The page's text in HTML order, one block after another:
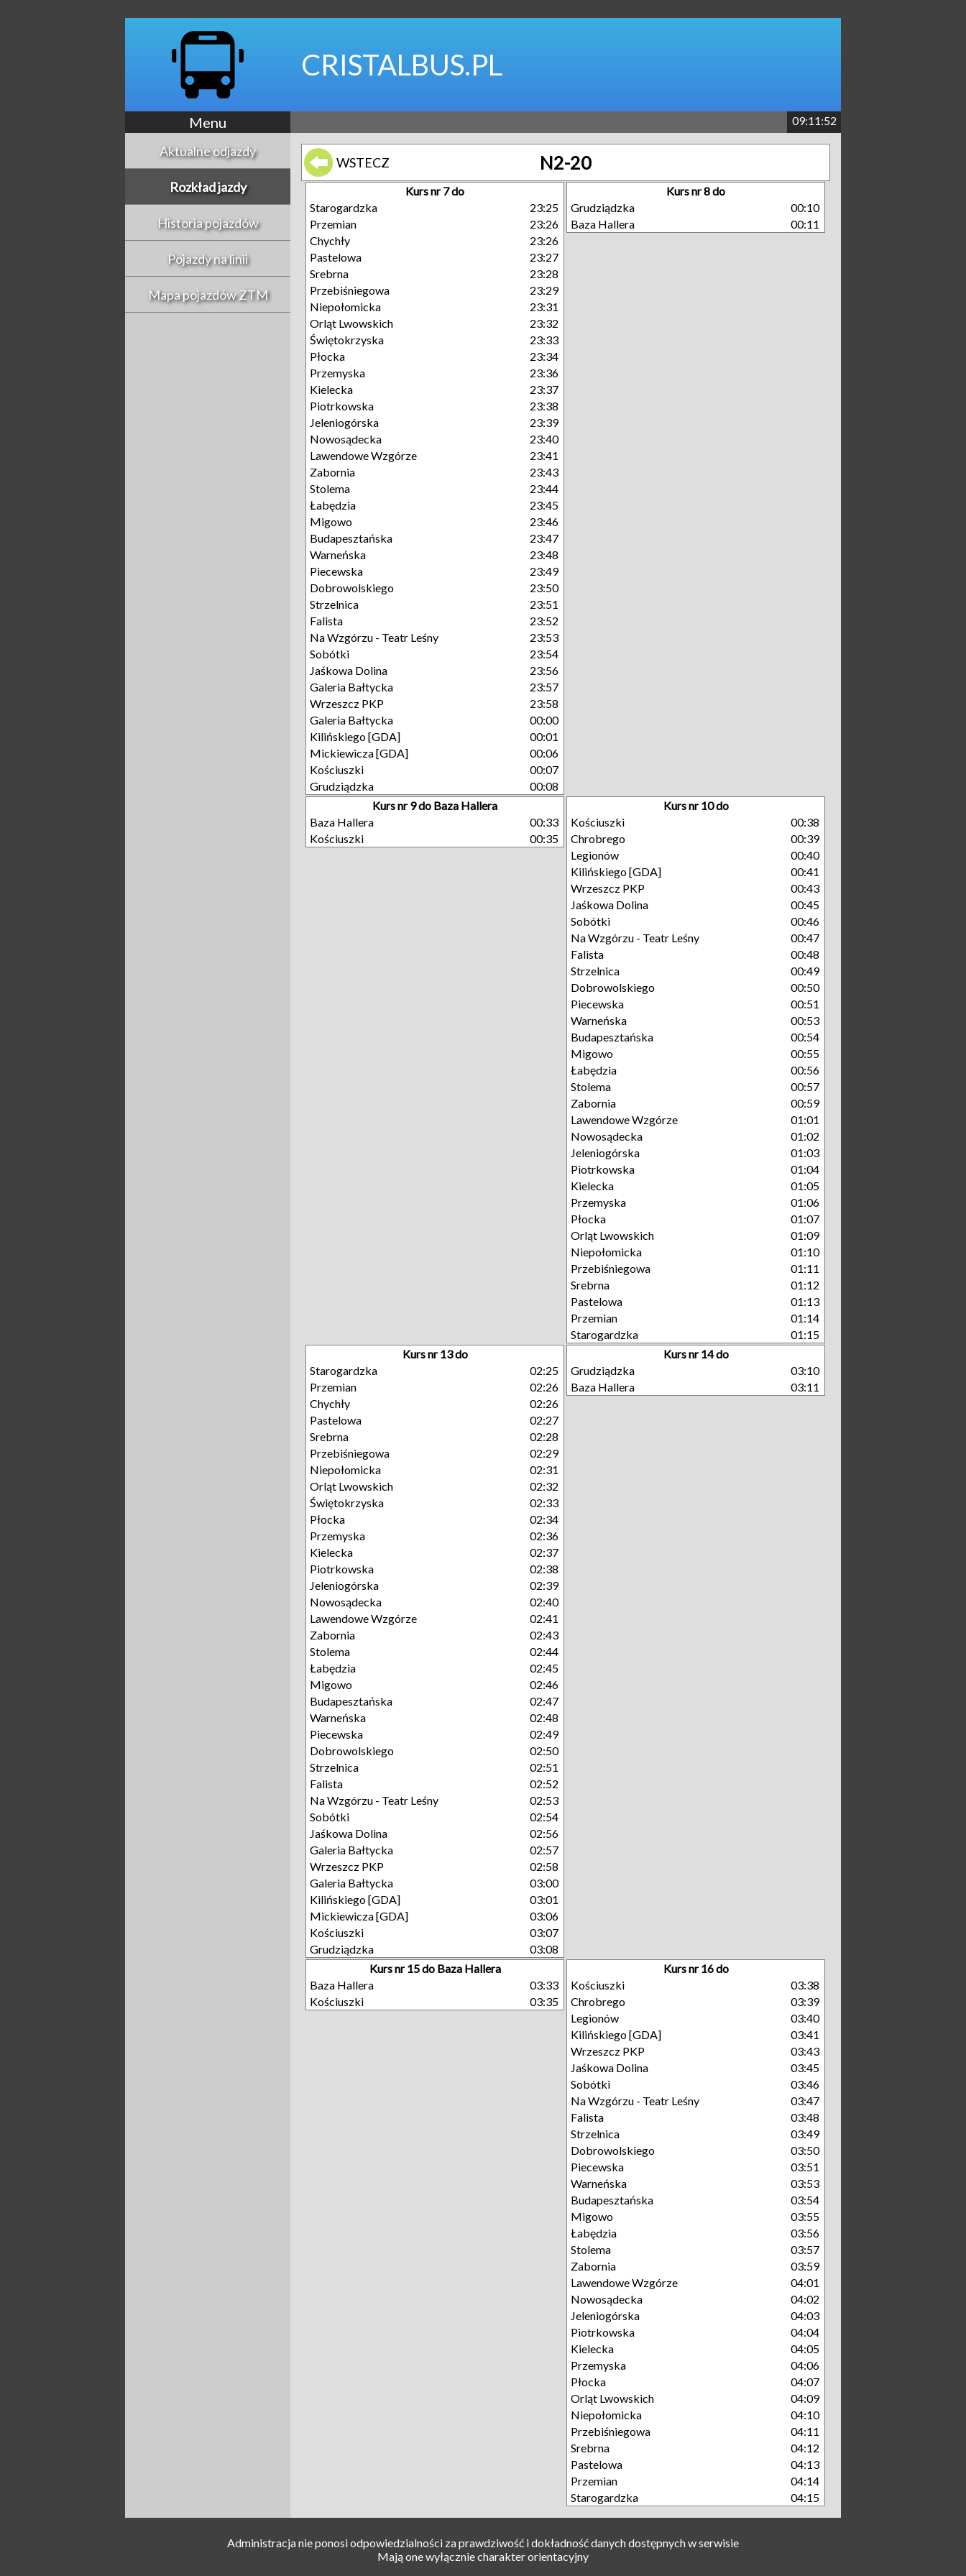
CRISTALBUS.PL
Menu 09:11:53
Aktualne odjazdy
Rozkład jazdy
Historia pojazdów
Pojazdy na linii
Mapa pojazdów ZTM
WSTECZ N2-20
Kurs nr 7 do
Starogardzka
23:25
Przemian
23:26
Chychły
23:26
Pastelowa
23:27
Srebrna
23:28
Przebiśniegowa
23:29
Niepołomicka
23:31
Orląt Lwowskich
23:32
Świętokrzyska
23:33
Płocka
23:34
Przemyska
23:36
Kielecka
23:37
Piotrkowska
23:38
Jeleniogórska
23:39
Nowosądecka
23:40
Lawendowe Wzgórze
23:41
Zabornia
23:43
Stolema
23:44
Łabędzia
23:45
Migowo
23:46
Budapesztańska
23:47
Warneńska
23:48
Piecewska
23:49
Dobrowolskiego
23:50
Strzelnica
23:51
Falista
23:52
Na Wzgórzu - Teatr Leśny
23:53
Sobótki
23:54
Jaśkowa Dolina
23:56
Galeria Bałtycka
23:57
Wrzeszcz PKP
23:58
Galeria Bałtycka
00:00
Kilińskiego [GDA]
00:01
Mickiewicza [GDA]
00:06
Kościuszki
00:07
Grudziądzka
00:08
Kurs nr 8 do
Grudziądzka
00:10
Baza Hallera
00:11
Kurs nr 9 do Baza Hallera
Baza Hallera
00:33
Kościuszki
00:35
Kurs nr 10 do
Kościuszki
00:38
Chrobrego
00:39
Legionów
00:40
Kilińskiego [GDA]
00:41
Wrzeszcz PKP
00:43
Jaśkowa Dolina
00:45
Sobótki
00:46
Na Wzgórzu - Teatr Leśny
00:47
Falista
00:48
Strzelnica
00:49
Dobrowolskiego
00:50
Piecewska
00:51
Warneńska
00:53
Budapesztańska
00:54
Migowo
00:55
Łabędzia
00:56
Stolema
00:57
Zabornia
00:59
Lawendowe Wzgórze
01:01
Nowosądecka
01:02
Jeleniogórska
01:03
Piotrkowska
01:04
Kielecka
01:05
Przemyska
01:06
Płocka
01:07
Orląt Lwowskich
01:09
Niepołomicka
01:10
Przebiśniegowa
01:11
Srebrna
01:12
Pastelowa
01:13
Przemian
01:14
Starogardzka
01:15
Kurs nr 13 do
Starogardzka
02:25
Przemian
02:26
Chychły
02:26
Pastelowa
02:27
Srebrna
02:28
Przebiśniegowa
02:29
Niepołomicka
02:31
Orląt Lwowskich
02:32
Świętokrzyska
02:33
Płocka
02:34
Przemyska
02:36
Kielecka
02:37
Piotrkowska
02:38
Jeleniogórska
02:39
Nowosądecka
02:40
Lawendowe Wzgórze
02:41
Zabornia
02:43
Stolema
02:44
Łabędzia
02:45
Migowo
02:46
Budapesztańska
02:47
Warneńska
02:48
Piecewska
02:49
Dobrowolskiego
02:50
Strzelnica
02:51
Falista
02:52
Na Wzgórzu - Teatr Leśny
02:53
Sobótki
02:54
Jaśkowa Dolina
02:56
Galeria Bałtycka
02:57
Wrzeszcz PKP
02:58
Galeria Bałtycka
03:00
Kilińskiego [GDA]
03:01
Mickiewicza [GDA]
03:06
Kościuszki
03:07
Grudziądzka
03:08
Kurs nr 14 do
Grudziądzka
03:10
Baza Hallera
03:11
Kurs nr 15 do Baza Hallera
Baza Hallera
03:33
Kościuszki
03:35
Kurs nr 16 do
Kościuszki
03:38
Chrobrego
03:39
Legionów
03:40
Kilińskiego [GDA]
03:41
Wrzeszcz PKP
03:43
Jaśkowa Dolina
03:45
Sobótki
03:46
Na Wzgórzu - Teatr Leśny
03:47
Falista
03:48
Strzelnica
03:49
Dobrowolskiego
03:50
Piecewska
03:51
Warneńska
03:53
Budapesztańska
03:54
Migowo
03:55
Łabędzia
03:56
Stolema
03:57
Zabornia
03:59
Lawendowe Wzgórze
04:01
Nowosądecka
04:02
Jeleniogórska
04:03
Piotrkowska
04:04
Kielecka
04:05
Przemyska
04:06
Płocka
04:07
Orląt Lwowskich
04:09
Niepołomicka
04:10
Przebiśniegowa
04:11
Srebrna
04:12
Pastelowa
04:13
Przemian
04:14
Starogardzka
04:15
Administracja nie ponosi odpowiedzialności za prawdziwość i dokładność danych dostępnych w serwisie
Mają one wyłącznie charakter orientacyjny